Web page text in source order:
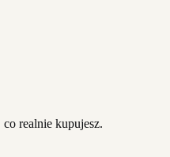
realnie kupujesz.